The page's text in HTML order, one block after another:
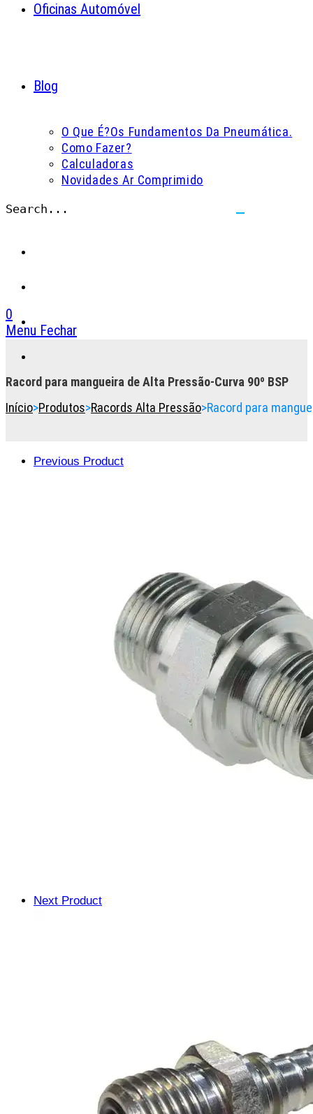
Oficinas Automóvel
Blog
O Que É?Os Fundamentos Da Pneumática.
Como Fazer?
Calculadoras
Novidades Ar Comprimido
Search...
0
Menu Fechar
button
expand
Racord para mangueira de Alta Pressão-Curva 90º BSP
Início>Produtos>Racords Alta Pressão>Racord para
Previous Product
Next Product